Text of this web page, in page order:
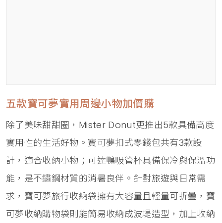
五款寶可夢實用周邊小物加價購
除了美味甜甜圈，Mister Donut更推出5款具備高度
實用性的生活好物。寶可夢扣式零錢包共有3款設
計，適合收納小物；可達鴨吸管杯具備保冷與保溫功
能，是不鏽鋼材質的消暑良伴。針對旅遊與日常需
求，寶可夢旅行收納袋擁有大容量且輕量可折疊，寶
可夢收納購物袋則能簡易收納成波堤造型，加上收納